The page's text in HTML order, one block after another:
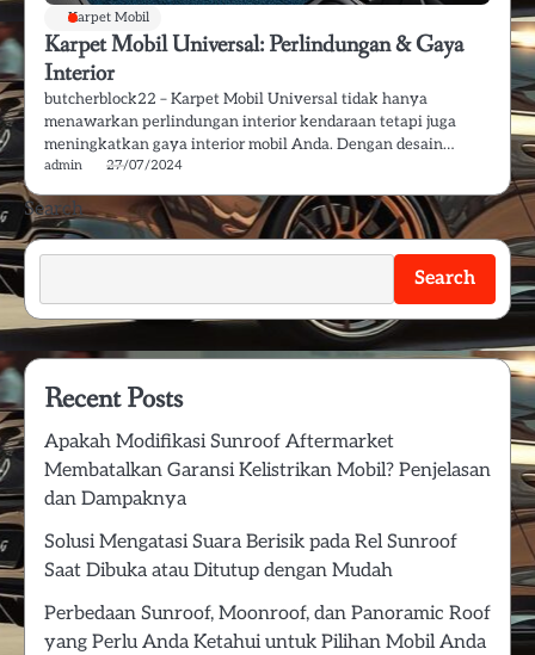
Karpet Mobil
Karpet Mobil Universal: Perlindungan & Gaya
Interior
butcherblock22 – Karpet Mobil Universal tidak hanya
menawarkan perlindungan interior kendaraan tetapi juga
meningkatkan gaya interior mobil Anda. Dengan desain…
admin 27/07/2024
Search
Search
Recent Posts
Apakah Modifikasi Sunroof Aftermarket
Membatalkan Garansi Kelistrikan Mobil? Penjelasan
dan Dampaknya
Solusi Mengatasi Suara Berisik pada Rel Sunroof
Saat Dibuka atau Ditutup dengan Mudah
Perbedaan Sunroof, Moonroof, dan Panoramic Roof
yang Perlu Anda Ketahui untuk Pilihan Mobil Anda